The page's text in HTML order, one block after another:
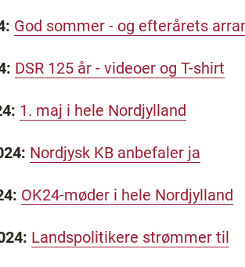
God sommer - og efterårets
DSR 125 år - videoer og T-shirt
1. maj i hele Nordjylland
Nordjysk KB anbefaler ja
OK24-møder i hele Nordjylland
Landspolitikere strømmer til